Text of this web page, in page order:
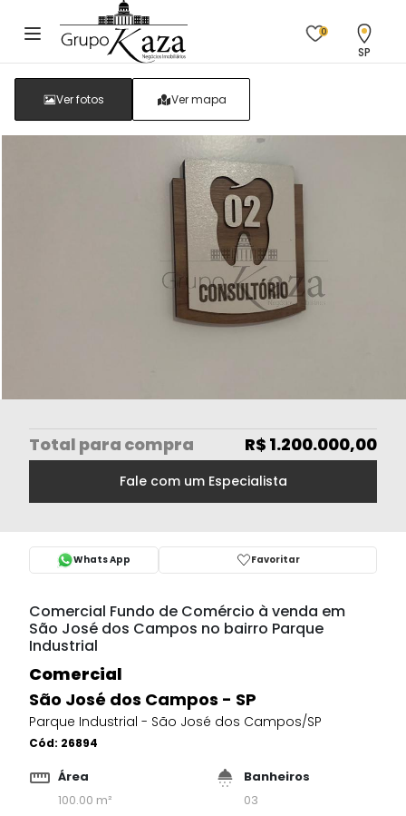
0
SP
Ver fotos Ver mapa
Comercial Fundo de Comércio à venda em
São José dos Campos no bairro Parque
Industrial
Comercial
São José dos Campos - SP
Parque Industrial - São José dos Campos/SP
Cód: 26894
Área
100.00 m²
Banheiros
03
Total para compra R$ 1.200.000,00
Fale com um Especialista
Whats App Favoritar